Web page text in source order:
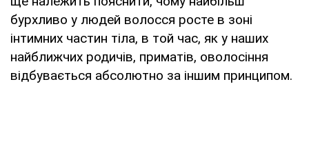
бурхливо у людей волосся росте в зоні
інтимних частин тіла, в той час, як у наших
найближчих родичів, приматів, оволосіння
відбувається абсолютно за іншим принципом.